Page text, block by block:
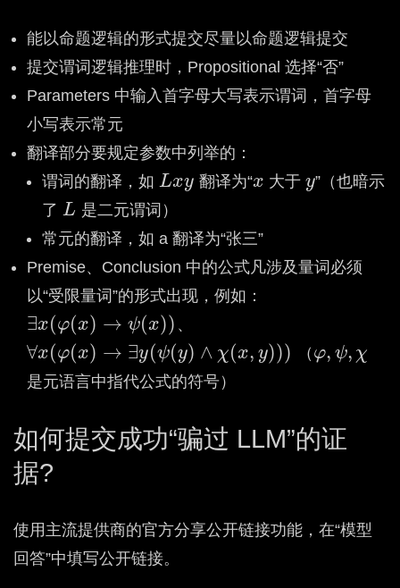
能以命题逻辑的形式提交尽量以命题逻辑提交
提交谓词逻辑推理时，Propositional 选择“否”
Parameters 中输入首字母大写表示谓词，首字母
小写表示常元
翻译部分要规定参数中列举的：
谓词的翻译，如 Lxy
Lxy 翻译为“x
x 大于 y
y”（也暗示
了 L
L 是二元谓词）
常元的翻译，如 a 翻译为“张三”
Premise、Conclusion 中的公式凡涉及量词必须
以“受限量词”的形式出现，例如：
∃x(φ(x) → ψ(x))
∃x(φ(x )→ ψ(x) ) 、
∀x(φ(x) → ∃y(ψ(y) ∧ χ(x, y)))
∀x(φ(x )→ ∃y(ψ(y)∧χ( x, y ))) （ φ, ψ, χ
φ,ψ,χ
是元语言中指代公式的符号）
如何提交成功“骗过 LLM”的证
据?
使用主流提供商的官方分享公开链接功能，在“模型
回答”中填写公开链接。